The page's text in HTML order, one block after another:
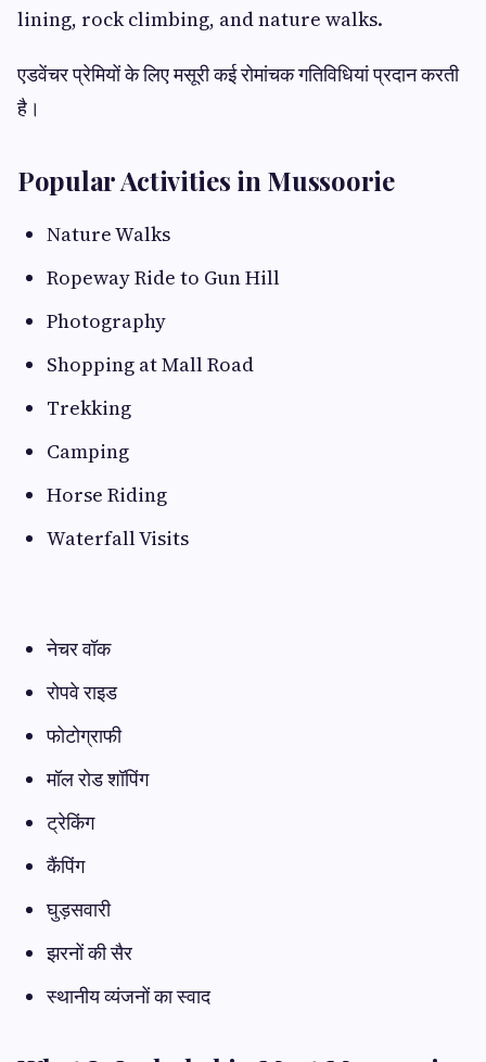
lining, rock climbing, and nature walks.
एडवेंचर प्रेमियों के लिए मसूरी कई रोमांचक गतिविधियां प्रदान करती
है।
Popular Activities in Mussoorie
Nature Walks
Ropeway Ride to Gun Hill
Photography
Shopping at Mall Road
Trekking
Camping
Horse Riding
Waterfall Visits
नेचर वॉक
रोपवे राइड
फोटोग्राफी
मॉल रोड शॉपिंग
ट्रेकिंग
कैंपिंग
घुड़सवारी
झरनों की सैर
स्थानीय व्यंजनों का स्वाद